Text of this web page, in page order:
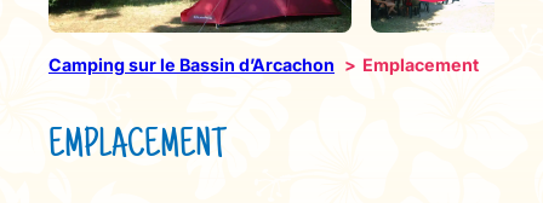
Camping sur le Bassin d’Arcachon Emplacement
EMPLACEMENT